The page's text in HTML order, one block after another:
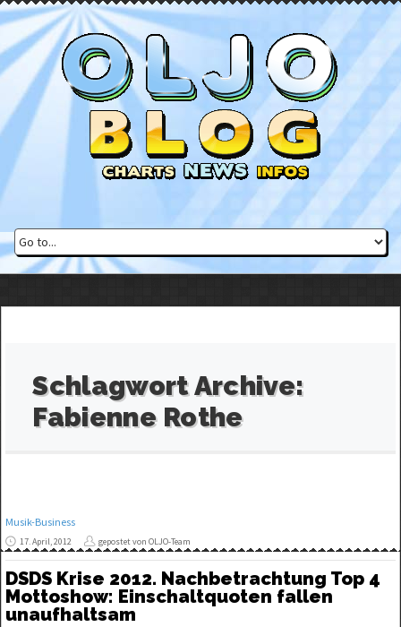
Schlagwort Archive:
Fabienne Rothe
Musik-Business
17. April, 2012 gepostet von OLJO-Team
DSDS Krise 2012. Nachbetrachtung Top 4
Mottoshow: Einschaltquoten fallen
unaufhaltsam